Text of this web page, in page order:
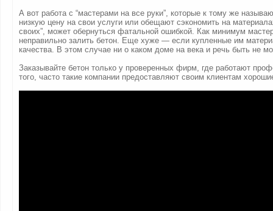
А вот работа с “мастерами на все руки”, которые к тому же
низкую цену на свои услуги или обещают сэкономить на
своих”, может обернуться фатальной ошибкой. Как минимум
неправильно залить бетон. Еще хуже — если купленные им
качества. В этом случае ни о каком доме на века и речь быть не
Заказывайте бетон только у проверенных фирм, где работают
того, часто такие компании предоставляют своим клиентам